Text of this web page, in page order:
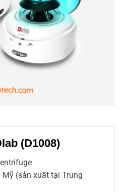
(D1008)
(sản xuất tại Trung